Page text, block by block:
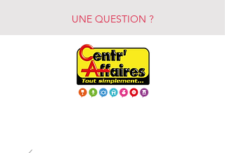
UNE QUESTION ?